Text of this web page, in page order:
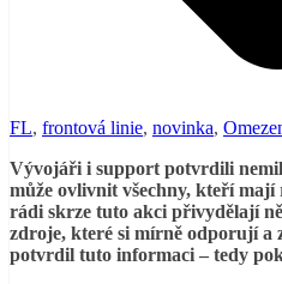
FL, frontová linie, novinka,
Vývojáři i support potvrdili
může ovlivnit všechny, kteří
rádi skrze tuto akci přivydělají
zdroje, které si mírně odporují a
potvrdil tuto informaci – tedy